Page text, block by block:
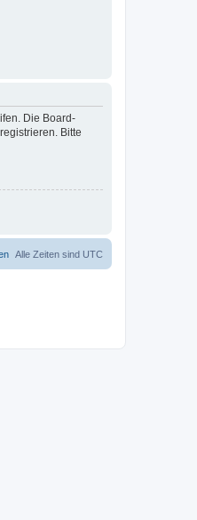
Die Board-
Bitte
Alle Zeiten sind UTC